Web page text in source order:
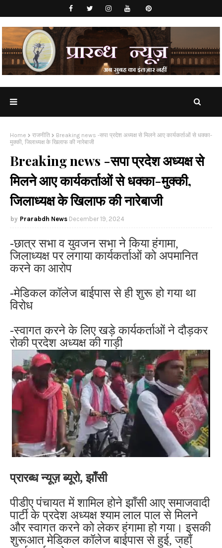
Home राजनीति
Breaking news -सपा प्रदेश अध्यक्ष से मिलने आए कार्यकर्ताओं से धक्का-
मुक्की, जिलाध्यक्ष के खिलाफ की नारेबाजी
Breaking news -सपा प्रदेश अध्यक्ष से
मिलने आए कार्यकर्ताओं से धक्का-मुक्की,
जिलाध्यक्ष के खिलाफ की नारेबाजी
Prarabdh News December 19, 2024
-छात्र सभा व युवजन सभा ने किया हंगामा,
जिलाध्यक्ष पर लगाया कार्यकर्ताओं को अपमानित
करने का आरोप
-मेडिकल कॉलेज बाईपास से ही शुरू हो गया था
विरोध
-स्वागत करने के लिए खड़े कार्यकर्ताओं ने दौड़कर
रोकी प्रदेश अध्यक्ष की गाड़ी
प्रारब्ध न्यूज़ ब्यूरो, झाँसी
पीडीए पंचायत में शामिल होने झाँसी आए समाजवादी
पार्टी के प्रदेश अध्यक्ष श्याम लाल पाल से मिलने
और स्वागत करने को लेकर हंगामा हो गया। इसकी
शुरूआत मेडिकल कॉलेज बाईपास से हुई, जहाँ